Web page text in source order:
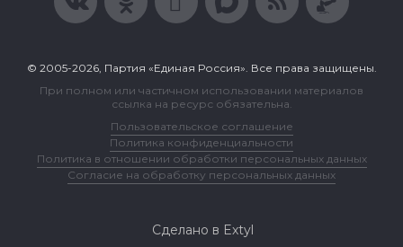
© 2005-2026, Партия «Единая Россия». Все права защищены.
При полном или частичном использовании материалов
ссылка на ресурс обязательна.
Пользовательское соглашение
Политика конфиденциальности
Политика в отношении обработки персональных данных
Согласие на обработку персональных данных
Сделано в Extyl